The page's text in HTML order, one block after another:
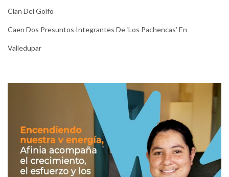
Clan Del Golfo
Caen Dos Presuntos Integrantes De ‘Los Pachencas’ En
Valledupar